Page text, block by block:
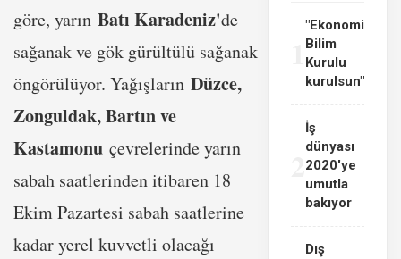
göre, yarın Batı Karadeniz'de
sağanak ve gök gürültülü sağanak
öngörülüyor. Yağışların Düzce,
Zonguldak, Bartın ve
Kastamonu çevrelerinde yarın
sabah saatlerinden itibaren 18
Ekim Pazartesi sabah saatlerine
kadar yerel kuvvetli olacağı
"Ekonomi
Bilim
Kurulu
kurulsun"
İş
dünyası
2020'ye
umutla
bakıyor
Dış